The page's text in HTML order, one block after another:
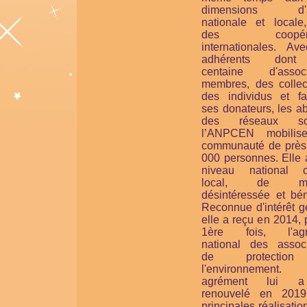
dimensions
nationale et
des
internationales.
adhérents
centaine
membres, des
des individus et
ses donateurs, les
des réseaux
l’ANPCEN
communauté de
000 personnes. Elle
niveau national
local, de
désintéressée et
Reconnue d'intérêt
elle a reçu en 2014,
1ère fois,
national des
de
agrément lui
renouvelé en